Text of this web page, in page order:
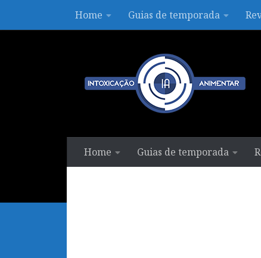
Skip to contentHome Guias de temporada
Home Guias de temporada